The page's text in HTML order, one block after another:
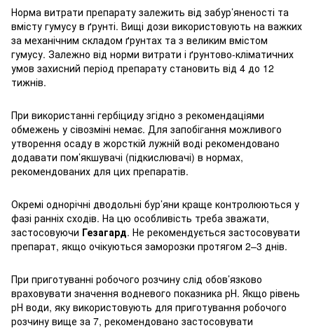
Норма витрати препарату залежить від забур’яненості та
вмісту гумусу в ґрунті. Вищі дози використовують на важких
за механічним складом ґрунтах та з великим вмістом
гумусу. Залежно від норми витрати і ґрунтово-кліматичних
умов захисний період препарату становить від 4 до 12
тижнів.
При використанні гербіциду згідно з рекомендаціями
обмежень у сівозміні немає. Для запобігання можливого
утворення осаду в жорсткій лужній воді рекомендовано
додавати пом’якшувачі (підкислювачі) в нормах,
рекомендованих для цих препаратів.
Окремі однорічні дводольні бур’яни краще контролюються у
фазі ранніх сходів. На цю особливість треба зважати,
застосовуючи Гезагард. Не рекомендується застосовувати
препарат, якщо очікуються заморозки протягом 2–3 днів.
При приготуванні робочого розчину слід обов’язково
враховувати значення водневого показника рН. Якщо рівень
рН води, яку використовують для приготування робочого
розчину вище за 7, рекомендовано застосовувати